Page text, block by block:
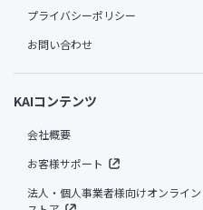
プライバシーポリシー
お問い合わせ
KAIコンテンツ
会社概要
お客様サポート
法人・個人事業者様向けオンライン